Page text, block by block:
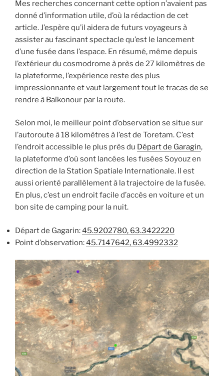
Mes recherches concernant cette option n’avaient pas
donné d’information utile, d’où la rédaction de cet
article. J’espère qu’il aidera de futurs voyageurs à
assister au fascinant spectacle qu’est le lancement
d’une fusée dans l’espace. En résumé, même depuis
l’extérieur du cosmodrome à près de 27 kilomètres de
la plateforme, l’expérience reste des plus
impressionnante et vaut largement tout le tracas de se
rendre à Baïkonour par la route.
Selon moi, le meilleur point d’observation se situe sur
l’autoroute à 18 kilomètres à l’est de Toretam. C’est
l’endroit accessible le plus près du Départ de Garagin,
la plateforme d’où sont lancées les fusées Soyouz en
direction de la Station Spatiale Internationale. Il est
aussi orienté parallèlement à la trajectoire de la fusée.
En plus, c’est un endroit facile d’accès en voiture et un
bon site de camping pour la nuit.
Départ de Gagarin:45.9202780, 63.3422220
Point d’observation:45.7147642, 63.4992332